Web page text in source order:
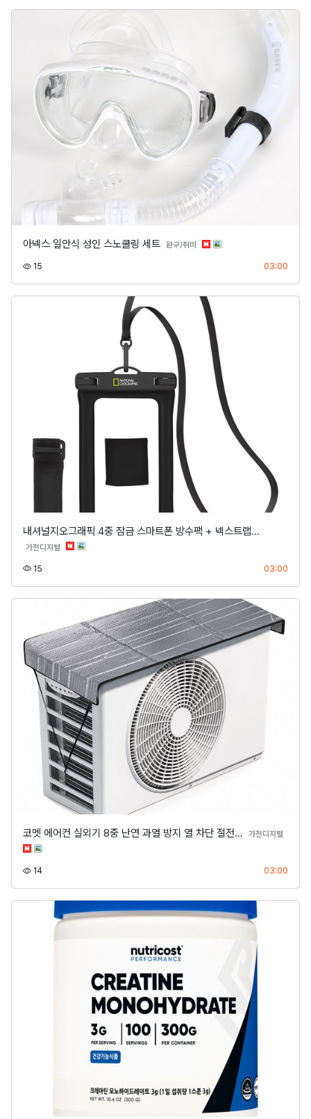
아넥스 일안식 성인 스노쿨링 세트 완구/취미 분류
15 03:00
내셔널지오그래픽 4중 잠금 스마트폰 방수팩 + 넥스트랩…
가전디지털 분류
15 03:00
코멧 에어컨 실외기 8중 난연 과열 방지 열 차단 절전… 가전디지털
14조회 03:00